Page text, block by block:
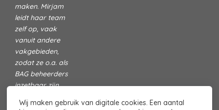
maken. Mirjam
leidt haar team
zelf op, vaak
vanuit andere
vakgebieden,
zodat ze o.a. als
BAG beheerders
inzetbaar zijn.
over ons
Wij maken gebruik van digitale cookies. Een aantal